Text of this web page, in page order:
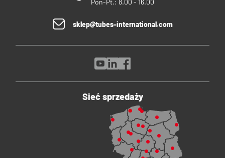
Pon-Pt.: 8.00 - 16.00
sklep@tubes-international.com
Sieć sprzedaży